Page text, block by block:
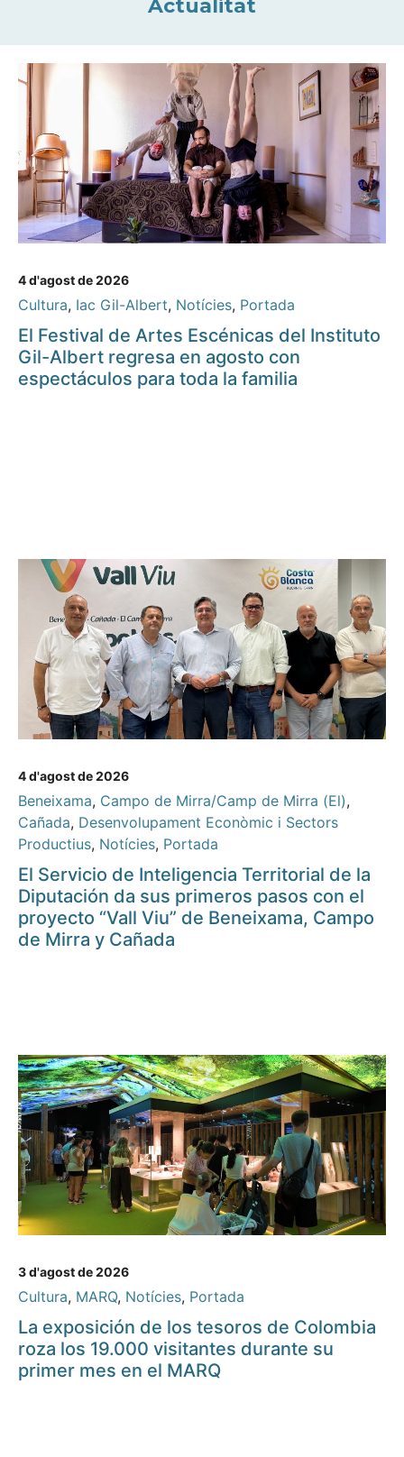
Actualitat
4 d'agost de 2026
Cultura, Iac Gil-Albert, Notícies, Portada
El Festival de Artes Escénicas del Instituto
Gil-Albert regresa en agosto con
espectáculos para toda la familia
4 d'agost de 2026
Beneixama, Campo de Mirra/Camp de Mirra (El),
Cañada, Desenvolupament Econòmic i Sectors
Productius, Notícies, Portada
El Servicio de Inteligencia Territorial de la
Diputación da sus primeros pasos con el
proyecto “Vall Viu” de Beneixama, Campo
de Mirra y Cañada
3 d'agost de 2026
Cultura, MARQ, Notícies, Portada
La exposición de los tesoros de Colombia
roza los 19.000 visitantes durante su
primer mes en el MARQ